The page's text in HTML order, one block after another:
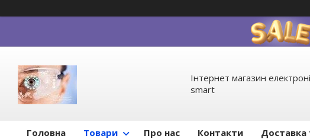
Інтернет магазин
smart
Головна Товари Про нас Контакти Доставка